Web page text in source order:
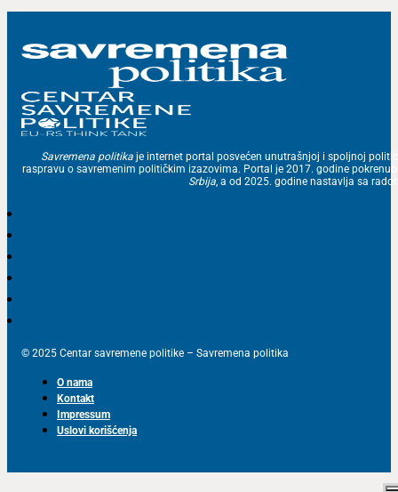
Savremena politika je internet portal posvećen unutrašnjoj i spoljnoj
raspravu o savremenim političkim izazovima. Portal je 2017. godine
Srbija, a od 2025. godine nastavlja sa
© 2025 Centar savremene politike – Savremena politika
O nama
Kontakt
Impressum
Uslovi korišćenja